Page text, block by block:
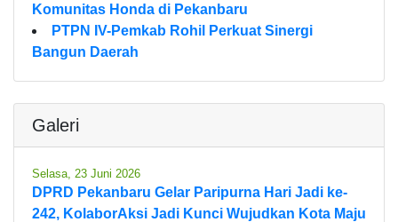
Komunitas Honda di Pekanbaru
PTPN IV-Pemkab Rohil Perkuat Sinergi
Bangun Daerah
Galeri
Selasa, 23 Juni 2026
DPRD Pekanbaru Gelar Paripurna Hari Jadi ke-
242, KolaborAksi Jadi Kunci Wujudkan Kota Maju